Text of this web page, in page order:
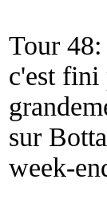
Tour 48:
c'est fini
sur
week-